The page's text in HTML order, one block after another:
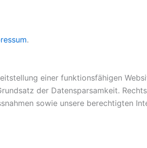
.
einer funktionsfähigen
der Datensparsamkeit.
sowie unsere berechtigten